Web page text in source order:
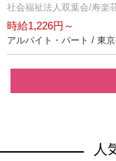
社会福祉法人双葉会/寿楽
時給1,226円～
アルバイト・パート / 東
人